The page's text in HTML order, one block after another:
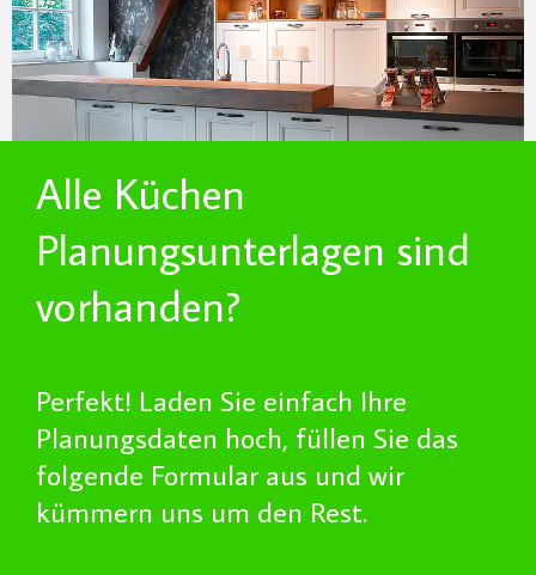
Alle Küchen
Planungsunterlagen sind
vorhanden?
Perfekt! Laden Sie einfach Ihre
Planungsdaten hoch, füllen Sie das
folgende Formular aus und wir
kümmern uns um den Rest.